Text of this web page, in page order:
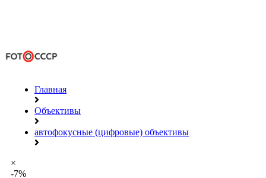
Главная
Объективы
автофокусные (цифровые) объективы
×
-7%